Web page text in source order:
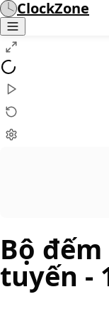
ClockZone
Bộ
tuyến -